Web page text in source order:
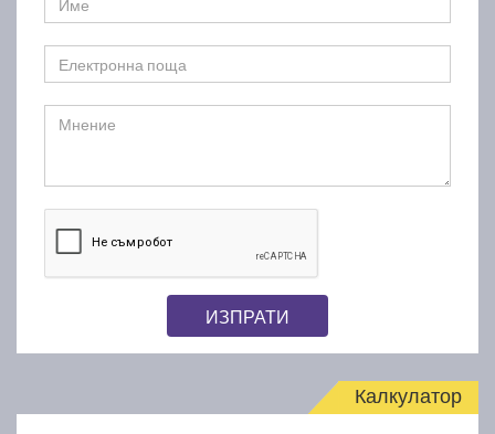
ИЗПРАТИ
Калкулатор